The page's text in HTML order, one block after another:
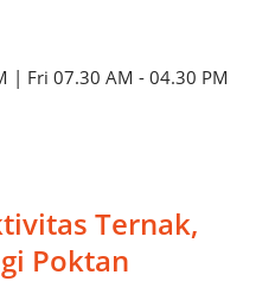
| Fri 07.30 AM - 04.30 PM
Ternak,
Poktan